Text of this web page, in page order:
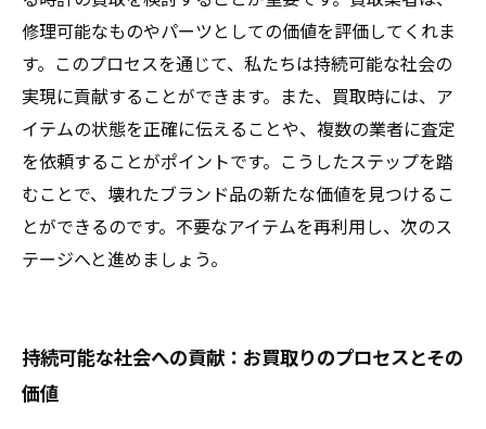
修理可能なものやパーツとしての価値を評価してくれま
す。このプロセスを通じて、私たちは持続可能な社会の
実現に貢献することができます。また、買取時には、ア
イテムの状態を正確に伝えることや、複数の業者に査定
を依頼することがポイントです。こうしたステップを踏
むことで、壊れたブランド品の新たな価値を見つけるこ
とができるのです。不要なアイテムを再利用し、次のス
テージへと進めましょう。
持続可能な社会への貢献：お買取りのプロセスとその
価値